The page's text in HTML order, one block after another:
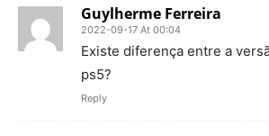
Guylherme Ferreira
2022-09-17 At 00:04
Existe diferença entre a
ps5?
Reply